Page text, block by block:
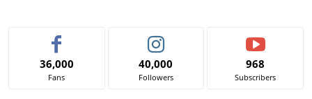
36,000
Fans
40,000
Followers
968
Subscribers